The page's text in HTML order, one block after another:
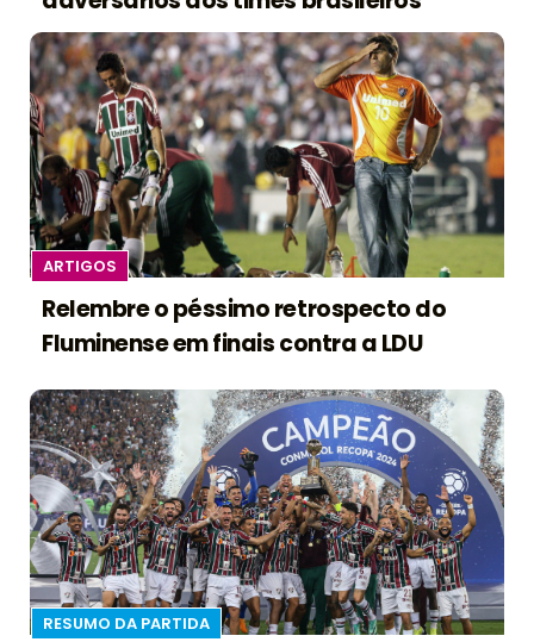
ARTIGOS
Relembre o péssimo retrospecto do
Fluminense em finais contra a LDU
RESUMO DA PARTIDA